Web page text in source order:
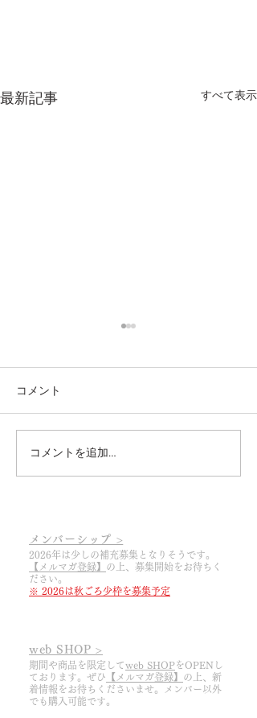
最新記事 すべて表示
2026.3.6 あっという間に
2026シーズンの幕開けで
コメント
コメントを追加…
メンバーシップ >
2026年は少しの補充募集となりそうです。
【メルマガ登録】 の上 ​、募集開始をお待ちく
ださい。
※ 2026は秋ごろ少枠を募集予定
web SHOP >
期間や商品を限定してweb SHOPをOPENし
ております。ぜひ 【メルマガ登録】 の上、 ​新
着情報をお待ちくださいませ。メンバー以外
でも購入可能です。